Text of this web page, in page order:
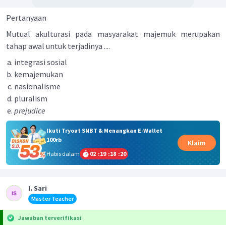
Pertanyaan
Mutual akulturasi pada masyarakat majemuk merupakan
tahap awal untuk terjadinya ....
integrasi sosial
kemajemukan
nasionalisme
pluralism
prejudice
Ikuti Tryout SNBT & Menangkan E-Wallet
100rb
Habis dalam
02 :19 :18 :20
Klaim
I. Sari
Master Teacher
Jawaban terverifikasi